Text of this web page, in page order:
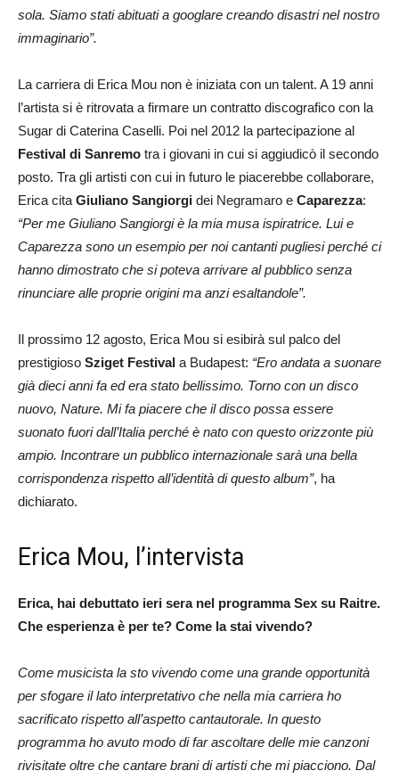
sola. Siamo stati abituati a googlare creando disastri nel nostro
immaginario”.
La carriera di Erica Mou non è iniziata con un talent. A 19 anni
l’artista si è ritrovata a firmare un contratto discografico con la
Sugar di Caterina Caselli. Poi nel 2012 la partecipazione al
Festival di Sanremo tra i giovani in cui si aggiudicò il secondo
posto. Tra gli artisti con cui in futuro le piacerebbe collaborare,
Erica cita Giuliano Sangiorgi dei Negramaro e Caparezza:
“Per me Giuliano Sangiorgi è la mia musa ispiratrice. Lui e
Caparezza sono un esempio per noi cantanti pugliesi perché ci
hanno dimostrato che si poteva arrivare al pubblico senza
rinunciare alle proprie origini ma anzi esaltandole”.
Il prossimo 12 agosto, Erica Mou si esibirà sul palco del
prestigioso Sziget Festival a Budapest: “Ero andata a suonare
già dieci anni fa ed era stato bellissimo. Torno con un disco
nuovo, Nature. Mi fa piacere che il disco possa essere
suonato fuori dall’Italia perché è nato con questo orizzonte più
ampio. Incontrare un pubblico internazionale sarà una bella
corrispondenza rispetto all’identità di questo album”, ha
dichiarato.
Erica Mou, l’intervista
Erica, hai debuttato ieri sera nel programma Sex su Raitre.
Che esperienza è per te? Come la stai vivendo?
Come musicista la sto vivendo come una grande opportunità
per sfogare il lato interpretativo che nella mia carriera ho
sacrificato rispetto all’aspetto cantautorale. In questo
programma ho avuto modo di far ascoltare delle mie canzoni
rivisitate oltre che cantare brani di artisti che mi piacciono. Dal